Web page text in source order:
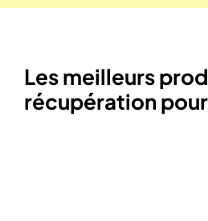
Les meilleurs
récupération